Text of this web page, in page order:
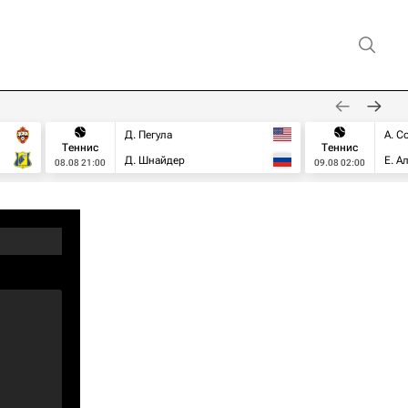
Теннис
08.08 21:00
Д. Пегула
Д. Шнайдер
Теннис
09.08 02:00
А.
Е.